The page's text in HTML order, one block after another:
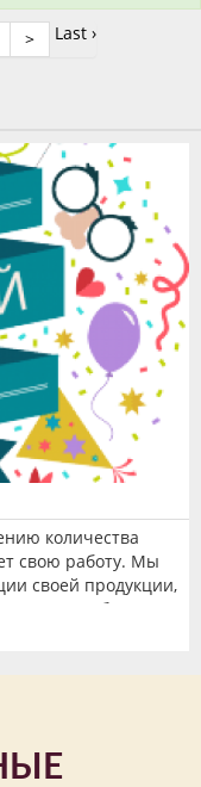
> Last ›
количества
свою работу. Мы
своей продукции,
мог приобрести
всем его